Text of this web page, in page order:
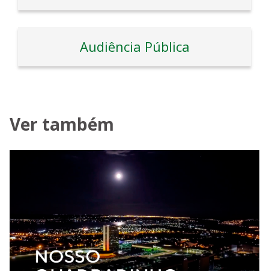
Audiência Pública
Ver também